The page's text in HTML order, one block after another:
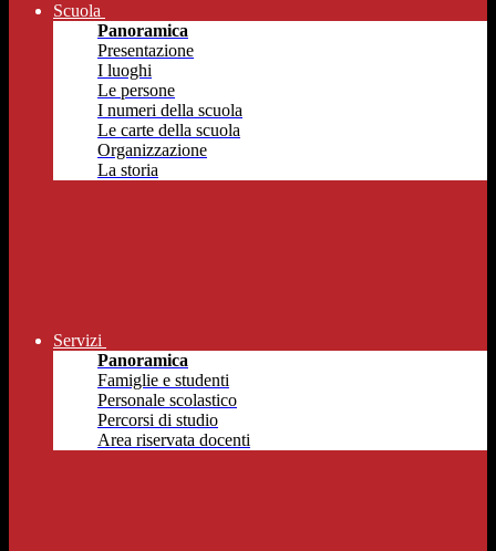
Scuola
Panoramica
Presentazione
I luoghi
Le persone
I numeri della scuola
Le carte della scuola
Organizzazione
La storia
Servizi
Panoramica
Famiglie e studenti
Personale scolastico
Percorsi di studio
Area riservata docenti